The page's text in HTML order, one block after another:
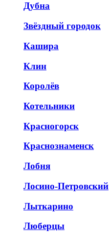
Дубна
Звёздный городок
Кашира
Клин
Королёв
Котельники
Красногорск
Краснознаменск
Лобня
Лосино-Петровский
Лыткарино
Люберцы